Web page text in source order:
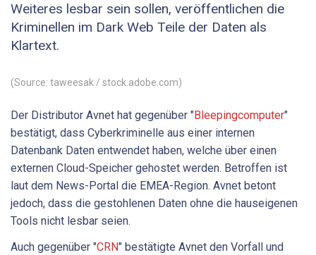
Weiteres lesbar sein sollen, veröffentlichen die
Kriminellen im Dark Web Teile der Daten als
Klartext.
(Source: taweesak / stock.adobe.com)
Der Distributor Avnet hat gegenüber "Bleepingcomputer"
bestätigt, dass Cyberkriminelle aus einer internen
Datenbank Daten entwendet haben, welche über einen
externen Cloud-Speicher gehostet werden. Betroffen ist
laut dem News-Portal die EMEA-Region. Avnet betont
jedoch, dass die gestohlenen Daten ohne die hauseigenen
Tools nicht lesbar seien.
Auch gegenüber "CRN" bestätigte Avnet den Vorfall und